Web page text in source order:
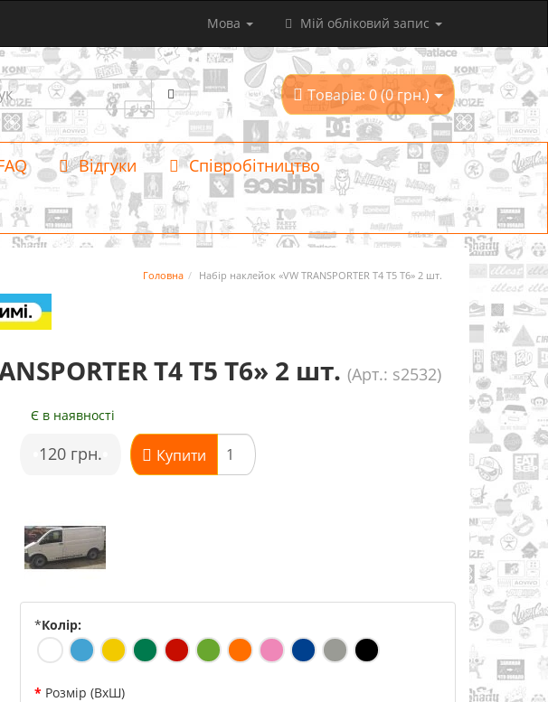
Мова Мій обліковий запис
Товарів: 0 (0 грн.)
Відгуки Співробітництво
Головна Набір наклейок «VW TRANSPORTER T4 T5 T6» 2 шт.
T4 T5 T6» 2 шт. (Арт.: s2532)
Є в наявності
120 грн. Купити
*Колір:
Розмір (ВхШ)